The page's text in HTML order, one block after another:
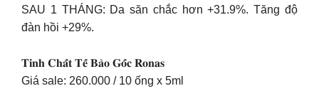
SAU 1 THÁNG: Da săn chắc hơn +31.9%. Tăng độ
đàn hồi +29%.
𝐓𝐢𝐧𝐡 𝐂𝐡𝐚̂́𝐭 𝐓𝐞̂́ 𝐁𝐚̀𝐨 𝐆𝐨̂́𝐜 𝐑𝐨𝐧𝐚𝐬
Giá sale: 260.000 / 10 ống x 5ml